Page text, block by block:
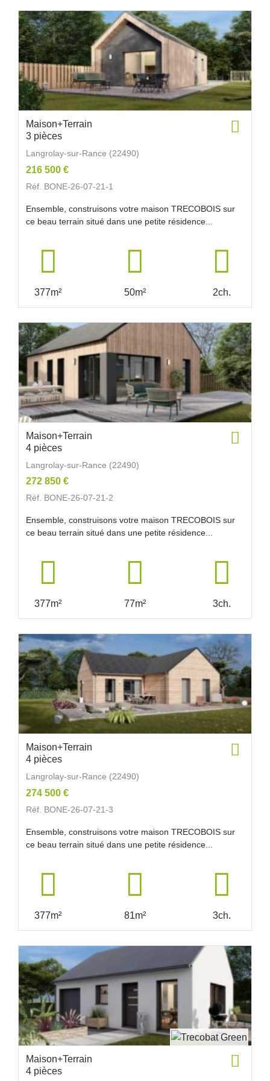
Maison+Terrain
3 pièces
Langrolay-sur-Rance (22490)
216 500 €
Réf. BONE-26-07-21-1
Ensemble, construisons votre maison TRECOBOIS sur
ce beau terrain situé dans une petite résidence...
377m² 50m² 2ch.
Maison+Terrain
4 pièces
Langrolay-sur-Rance (22490)
272 850 €
Réf. BONE-26-07-21-2
Ensemble, construisons votre maison TRECOBOIS sur
ce beau terrain situé dans une petite résidence...
377m² 77m² 3ch.
Maison+Terrain
4 pièces
Langrolay-sur-Rance (22490)
274 500 €
Réf. BONE-26-07-21-3
Ensemble, construisons votre maison TRECOBOIS sur
ce beau terrain situé dans une petite résidence...
377m² 81m² 3ch.
Maison+Terrain
4 pièces